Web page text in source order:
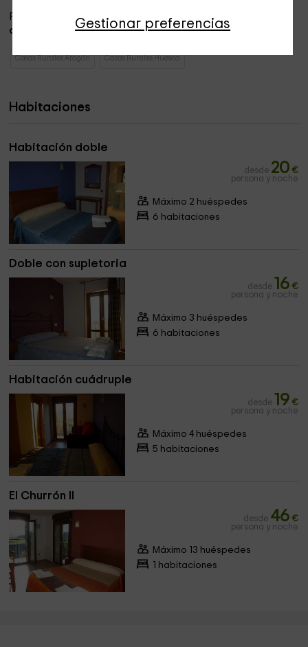
Gestionar preferencias
Por último, el alquiler de la casa
tiene que tener una
durabilidad igualosuperiora2 noches.
Casas Rurales Aragón Casas Rurales Huesca
Habitaciones
Habitación doble
desde 20 €
persona y noche
Máximo 2 huéspedes
6 habitaciones
Doble con supletoria
desde 16 €
persona y noche
Máximo 3 huéspedes
6 habitaciones
Habitación cuádruple
desde 19 €
persona y noche
Máximo 4 huéspedes
5 habitaciones
El Churrón II
desde 46 €
persona y noche
Máximo 13 huéspedes
1 habitaciones